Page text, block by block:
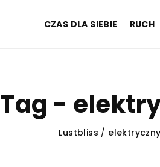
CZAS DLA SIEBIE RUCH
Tag -
Lustbliss / elektryczny